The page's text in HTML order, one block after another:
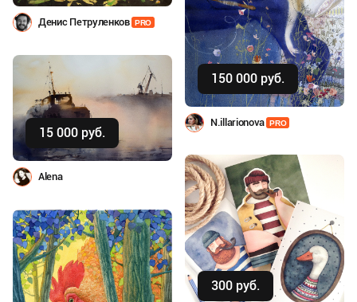
Денис Петруленков PRO
150 000 руб.Купить
N.illarionova PRO
15 000 руб.Купить
Alena
300 руб. Купить